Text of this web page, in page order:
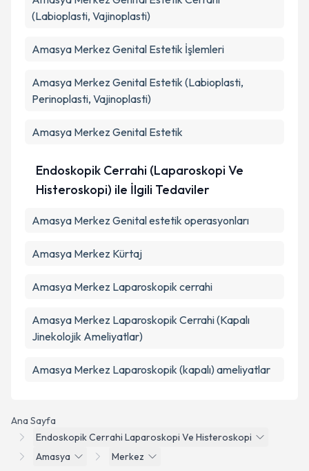
Ana Sayfa
Endoskopik Cerrahi Laparoskopi Ve Histeroskopi
Amasya
Merkez
(Labioplasti, Vajinoplasti)
Amasya Merkez Genital Estetik İşlemleri
Amasya Merkez Genital Estetik (Labioplasti,
Perinoplasti, Vajinoplasti)
Amasya Merkez Genital Estetik
Endoskopik Cerrahi (Laparoskopi Ve
Histeroskopi) ile İlgili Tedaviler
Amasya Merkez Genital estetik operasyonları
Amasya Merkez Kürtaj
Amasya Merkez Laparoskopik cerrahi
Amasya Merkez Laparoskopik Cerrahi (Kapalı
Jinekolojik Ameliyatlar)
Amasya Merkez Laparoskopik (kapalı) ameliyatlar